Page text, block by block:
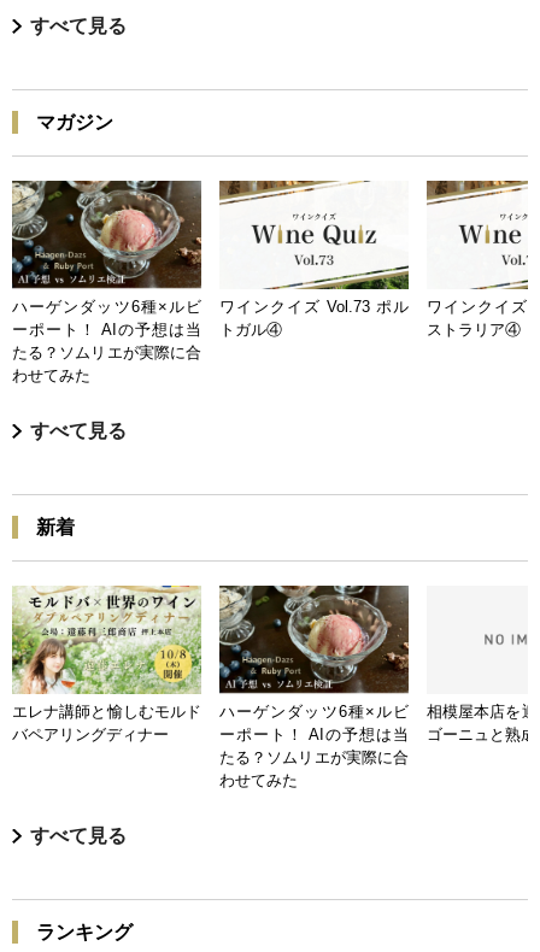
すべて見る
マガジン
ハーゲンダッツ6種×ルビ
ーポート！ AIの予想は当
たる？ソムリエが実際に合
わせてみた
ワインクイズ Vol.73 ポル
トガル④
ワインクイズ
ストラリア④
すべて見る
新着
エレナ講師と愉しむモルド
バペアリングディナー
ハーゲンダッツ6種×ルビ
ーポート！ AIの予想は当
たる？ソムリエが実際に合
わせてみた
相模屋本店を
ゴーニュと熟
すべて見る
ランキング